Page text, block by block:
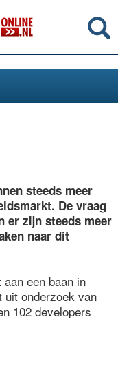
steeds meer
De vraag
er zijn steeds meer
naar dit
een baan in
uit onderzoek van
102 developers